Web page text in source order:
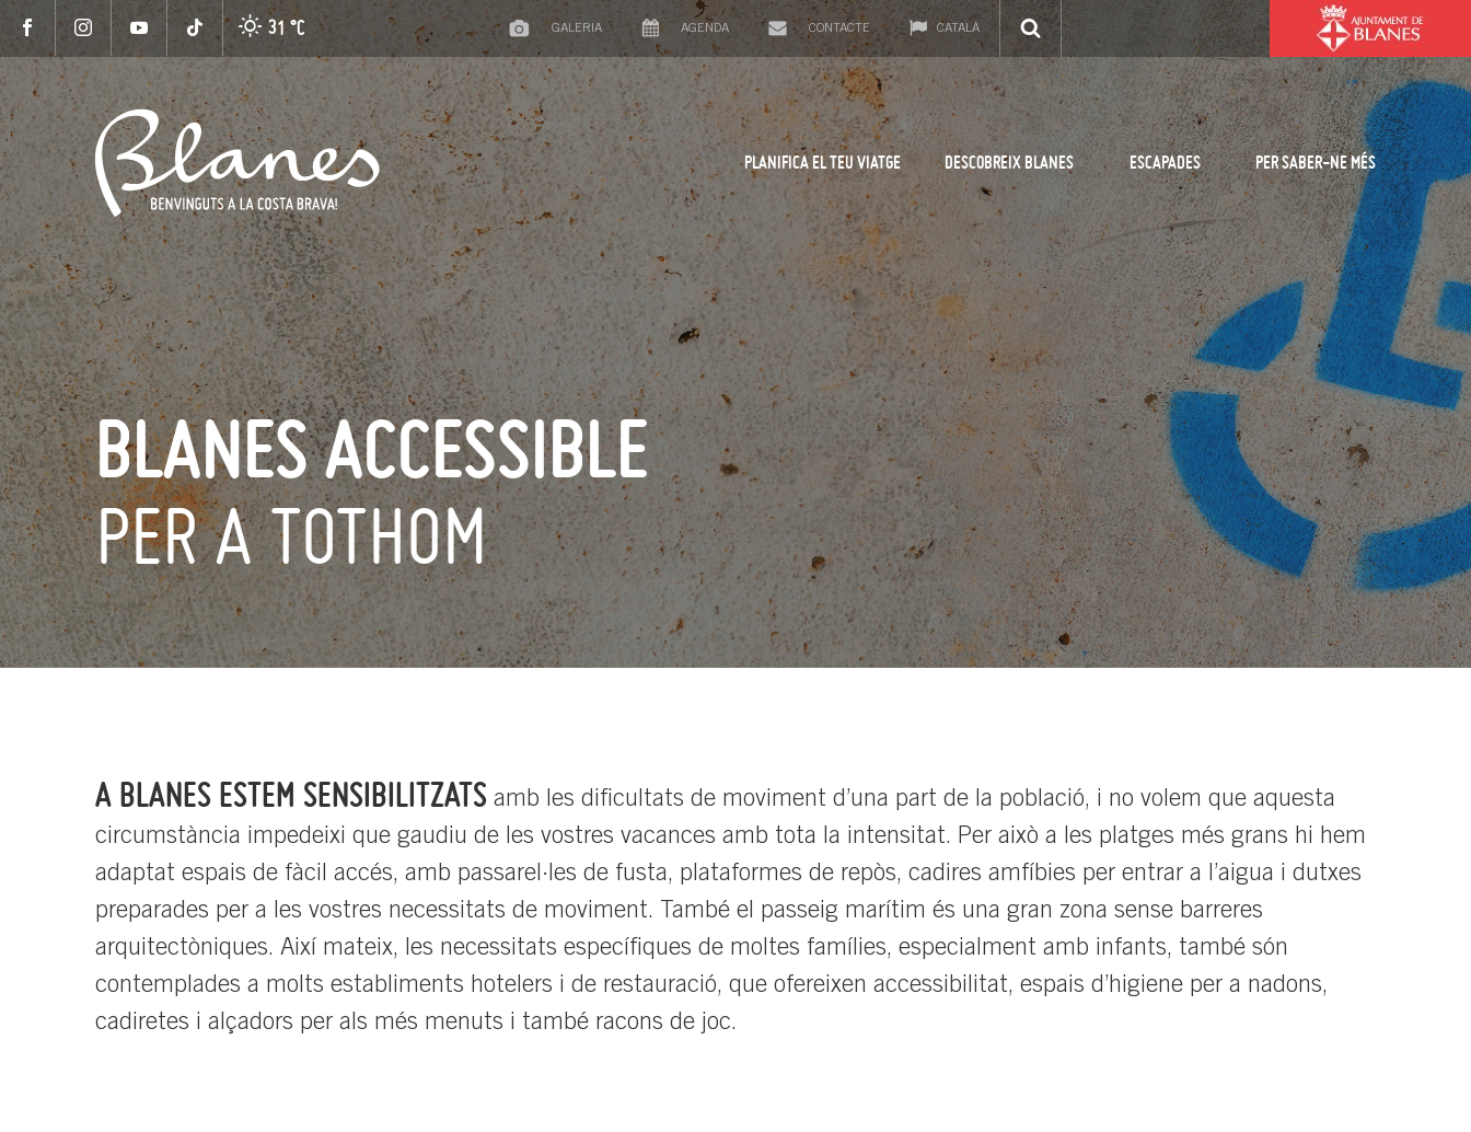
31 °C GALERIA AGENDA CONTACTE CATALÀ
PLANIFICA EL TEU VIATGE DESCOBREIX BLANES ESCAPADES PER SABER-NE MÉS
BLANES ACCESSIBLE
PER A TOTHOM
A BLANES ESTEM SENSIBILITZATS amb les dificultats de moviment d’una part de la població, i no volem que aquesta
circumstància impedeixi que gaudiu de les vostres vacances amb tota la intensitat. Per això a les platges més grans hi hem
adaptat espais de fàcil accés, amb passarel·les de fusta, plataformes de repòs, cadires amfíbies per entrar a l’aigua i dutxes
preparades per a les vostres necessitats de moviment. També el passeig marítim és una gran zona sense barreres
arquitectòniques. Així mateix, les necessitats específiques de moltes famílies, especialment amb infants, també són
contemplades a molts establiments hotelers i de restauració, que ofereixen accessibilitat, espais d’higiene per a nadons,
cadiretes i alçadors per als més menuts i també racons de joc.